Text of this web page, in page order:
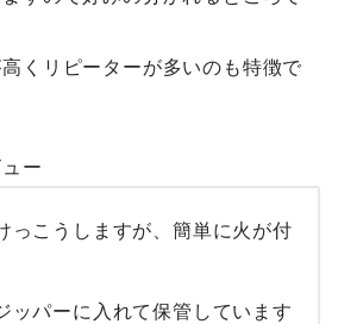
くリピーターが多いのも特徴で
ー
っこうしますが、簡単に火が付
ッパーに入れて保管しています